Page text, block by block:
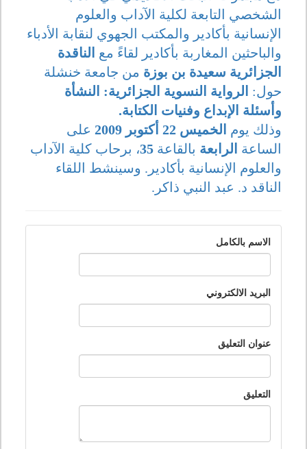
الشخصي التابعة لكلية الآداب والعلوم
الإنسانية بأكادير والمكتب الجهوي لنقابة الأدباء
والباحثين المغاربة بأكادير لقاءً مع الناقدة
الجزائرية سعيدة بن بوزة من جامعة خنشلة
حول: الرواية النسوية الجزائرية: النشأة
وأسئلة الإبداع وفنيات الكتابة.
وذلك يوم الخميس 22 أكتوبر 2009
على
الساعة الرابعة بالقاعة 35، برحاب كلية الآداب
والعلوم الإنسانية بأكادير. وسينشط اللقاء
الناقد د. عبد النبي ذاكر.
الاسم بالكامل
البريد الالكتروني
عنوان التعليق
التعليق